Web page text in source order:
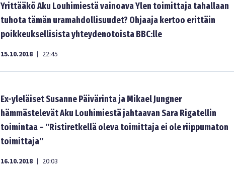
Yrittääkö Aku Louhimiestä vainoava Ylen toimittaja tahallaan
tuhota tämän uramahdollisuudet? Ohjaaja kertoo erittäin
poikkeuksellisista yhteydenotoista BBC:lle
15.10.2018 | 22:45
Ex-yleläiset Susanne Päivärinta ja Mikael Jungner
hämmästelevät Aku Louhimiestä jahtaavan Sara Rigatellin
toimintaa – ”Ristiretkellä oleva toimittaja ei ole riippumaton
toimittaja”
16.10.2018 | 20:03